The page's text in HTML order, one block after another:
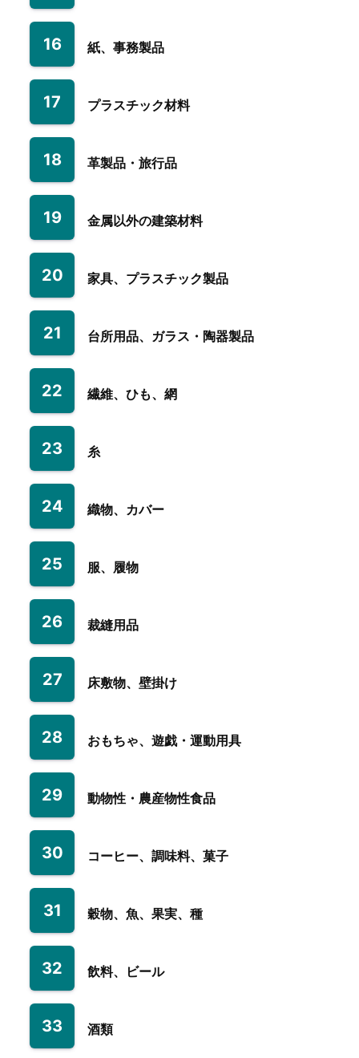
16 紙、事務製品
17 プラスチック材料
18 革製品・旅行品
19 金属以外の建築材料
20 家具、プラスチック製品
21 台所用品、ガラス・陶器製品
22 繊維、ひも、網
23 糸
24 織物、カバー
25 服、履物
26 裁縫用品
27 床敷物、壁掛け
28 おもちゃ、遊戯・運動用具
29 動物性・農産物性食品
30 コーヒー、調味料、菓子
31 穀物、魚、果実、種
32 飲料、ビール
33 酒類